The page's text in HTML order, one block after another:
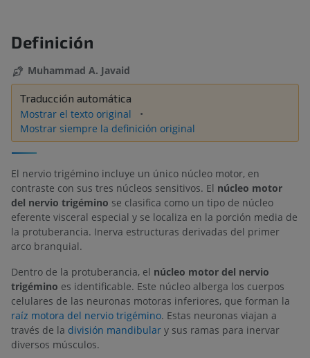
Definición
Muhammad A. Javaid
Traducción automática
Mostrar el texto original
Mostrar siempre la definición original
El nervio trigémino incluye un único núcleo motor, en
contraste con sus tres núcleos sensitivos. El núcleo motor
del nervio trigémino se clasifica como un tipo de núcleo
eferente visceral especial y se localiza en la porción media de
la protuberancia. Inerva estructuras derivadas del primer
arco branquial.
Dentro de la protuberancia, el núcleo motor del nervio
trigémino es identificable. Este núcleo alberga los cuerpos
celulares de las neuronas motoras inferiores, que forman la
raíz motora del nervio trigémino. Estas neuronas viajan a
través de la división mandibular y sus ramas para inervar
diversos músculos.